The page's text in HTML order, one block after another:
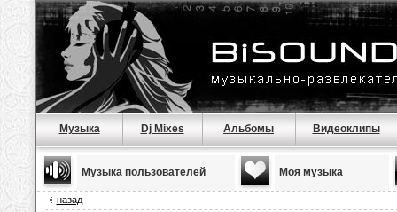
Музыка Dj Mixes Альбомы Видеоклипы
Музыка пользователей Моя музыка
назад